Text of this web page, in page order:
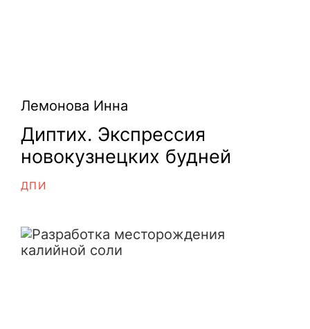
Лемонова Инна
Диптих. Экспрессия
новокузнецких будней
ДПИ
Разработка месторождения